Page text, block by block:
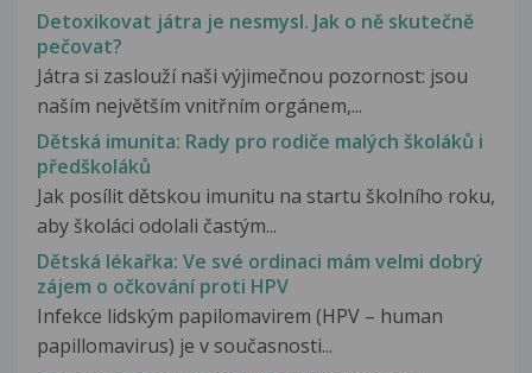
Detoxikovat játra je nesmysl. Jak o ně skutečně
pečovat?
Játra si zaslouží naši výjimečnou pozornost: jsou
naším největším vnitřním orgánem,...
Dětská imunita: Rady pro rodiče malých školáků i
předškoláků
Jak posílit dětskou imunitu na startu školního roku,
aby školáci odolali častým...
Dětská lékařka: Ve své ordinaci mám velmi dobrý
zájem o očkování proti HPV
Infekce lidským papilomavirem (HPV – human
papillomavirus) je v současnosti...